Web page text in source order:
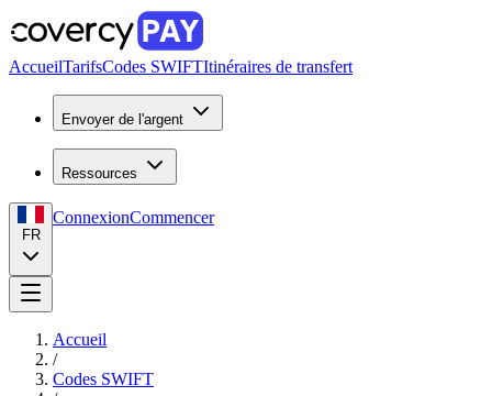
AccueilTarifsCodes SWIFTItinéraires de transfert
Envoyer de l'argent
Ressources
FR
ConnexionCommencer
Accueil
/
Codes SWIFT